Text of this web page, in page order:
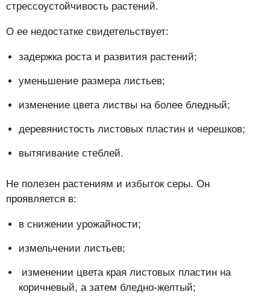
стрессоустойчивость растений.
О ее недостатке свидетельствует:
задержка роста и развития растений;
уменьшение размера листьев;
изменение цвета листвы на более бледный;
деревянистость листовых пластин и черешков;
вытягивание стеблей.
Не полезен растениям и избыток серы. Он
проявляется в:
в снижении урожайности;
измельчении листьев;
изменении цвета края листовых пластин на
коричневый, а затем бледно-желтый;